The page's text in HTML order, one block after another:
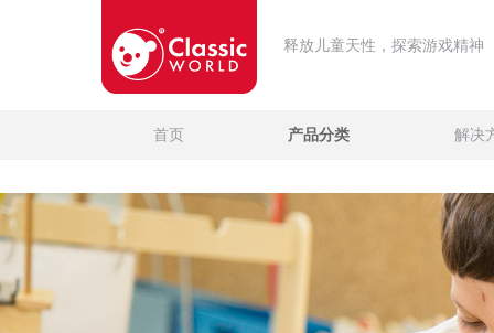
释放儿童天性，探索游戏精神
首页 产品分类 解决